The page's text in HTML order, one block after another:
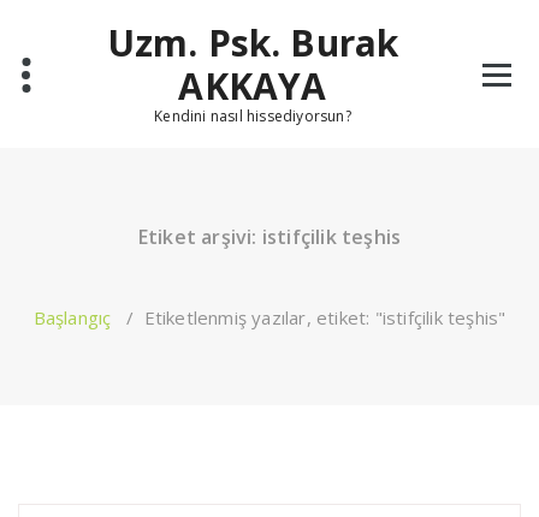
Uzm. Psk. Burak
AKKAYA
Kendini nasıl hissediyorsun?
Etiket arşivi: istifçilik teşhis
Başlangıç / Etiketlenmiş yazılar, etiket: "istifçilik teşhis"